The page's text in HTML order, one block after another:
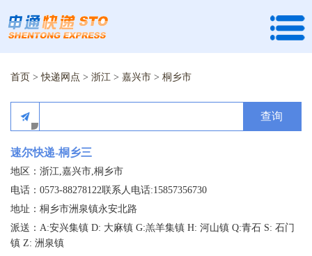
首页 >快递网点 > 浙江 > 嘉兴市 > 桐乡市
查询
速尔快递-桐乡三
地区：浙江,嘉兴市,桐乡市
电话：0573-88278122联系人电话:15857356730
地址：桐乡市洲泉镇永安北路
派送：A:安兴集镇 D: 大麻镇 G:羔羊集镇 H: 河山镇 Q:青石 S: 石门
镇 Z: 洲泉镇